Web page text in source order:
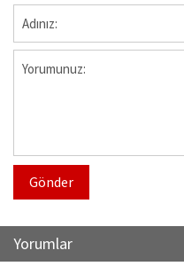
Gönder
Yorumlar